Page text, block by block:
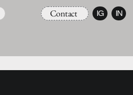
Contact IG IN